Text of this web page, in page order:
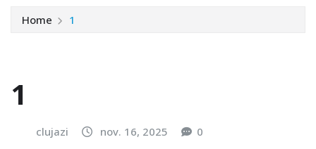
Home 1
1
clujazi nov. 16, 2025 0